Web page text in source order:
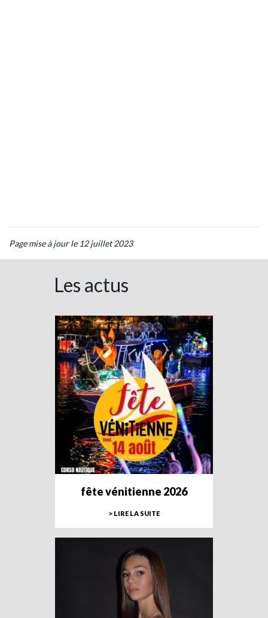
Page mise à jour le 12 juillet 2023
Les actus
fête vénitienne 2026
> LIRE LA SUITE